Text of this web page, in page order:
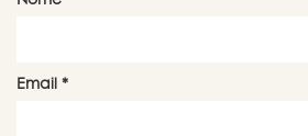
Email *